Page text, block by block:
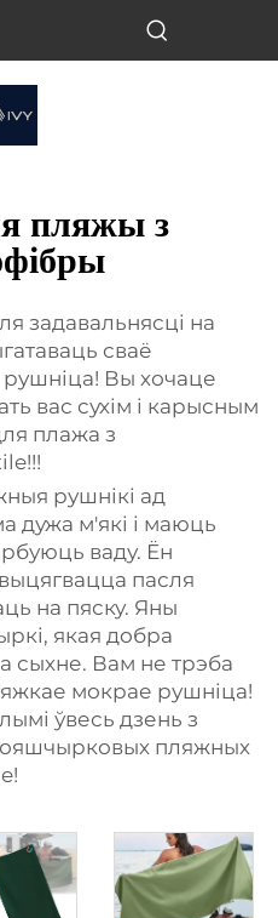
пляжы з
задавальнясці на
сваё
Вы хочаце
вас сухім і карысным
плажа з
рушнікі ад
дужа м'які і маюць
ваду. Ён
пасля
на пяску. Яны
якая добра
сыхне. Вам не трэба
мокрае рушніца!
ўвесь дзень з
пляжных